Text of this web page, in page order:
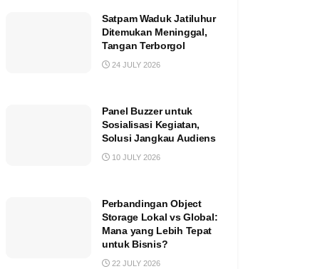
Satpam Waduk Jatiluhur
Ditemukan Meninggal,
Tangan Terborgol
24 JULY 2026
Panel Buzzer untuk
Sosialisasi Kegiatan,
Solusi Jangkau Audiens
10 JULY 2026
Perbandingan Object
Storage Lokal vs Global:
Mana yang Lebih Tepat
untuk Bisnis?
22 JULY 2026